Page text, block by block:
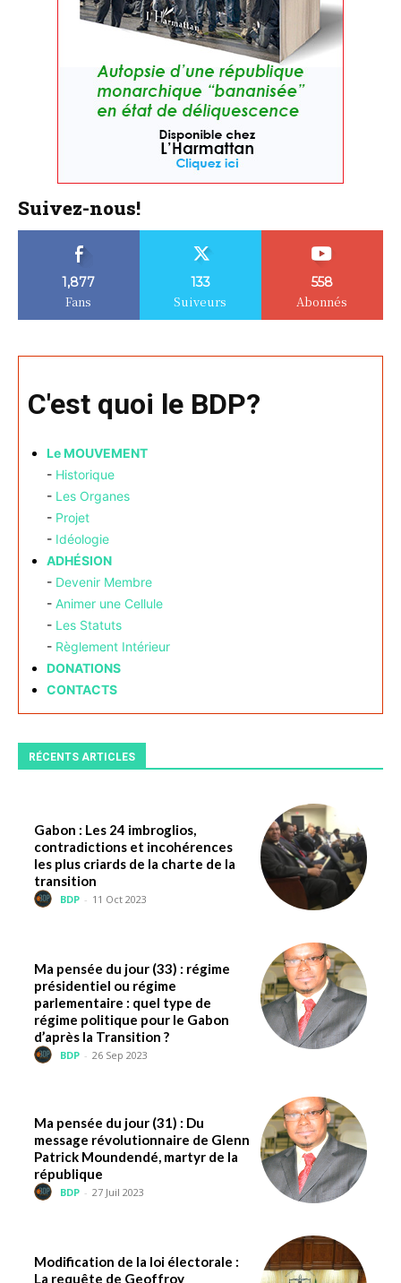
Suivez-nous!
1,877
Fans
133
Suiveurs
558
Abonnés
C'est quoi le BDP?
Le MOUVEMENT
- Historique
- Les Organes
- Projet
- Idéologie
ADHÉSION
- Devenir Membre
- Animer une Cellule
- Les Statuts
- Règlement Intérieur
DONATIONS
CONTACTS
RÉCENTS ARTICLES
Gabon : Les 24 imbroglios,
contradictions et incohérences
les plus criards de la charte de la
transition
BDP - 11 Oct 2023
Ma pensée du jour (33) : régime
présidentiel ou régime
parlementaire : quel type de
régime politique pour le Gabon
d’après la Transition ?
BDP - 26 Sep 2023
Ma pensée du jour (31) : Du
message révolutionnaire de Glenn
Patrick Moundendé, martyr de la
république
BDP - 27 Juil 2023
Modification de la loi électorale :
La requête de Geoffroy